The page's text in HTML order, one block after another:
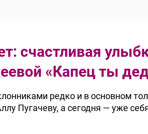
счастливая
«Капец ты
редко и в основном
Пугачеву, а сегодня — уже